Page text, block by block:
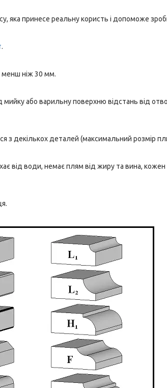
яка принесе реальну користь і допоможе
.
менш ніж 30 мм.
мийку або варильну поверхню відстань від
з декількох деталей (максимальний розмір
від води, немає плям від жиру та вина,